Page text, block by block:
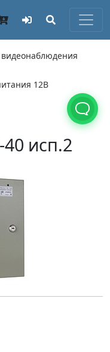
видеонаблюдения
12В
исп.2